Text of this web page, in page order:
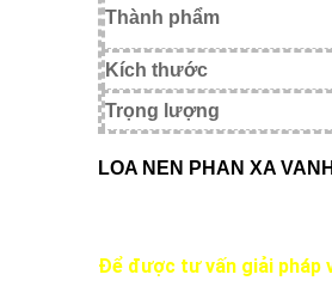
Thành phẩm
Kích thước
Trọng lượng
LOA NEN PHAN XA
Để được tư vấn giải pháp